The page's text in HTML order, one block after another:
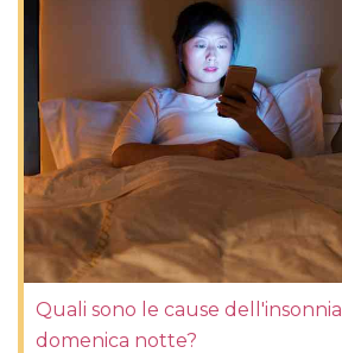
Quali sono le cause
domenica notte?